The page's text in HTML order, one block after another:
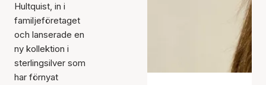
Hultquist, in i
familjeföretaget
och lanserade en
ny kollektion i
sterlingsilver som
har förnyat